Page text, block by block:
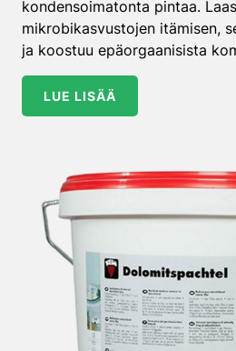
kondensoimatonta pintaa.
mikrobikasvustojen itämisen,
ja koostuu epäorgaanisista
LUE LISÄÄ